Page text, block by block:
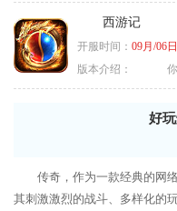
西游记
开服时间： 09月/06日
版本介绍：
你
好
传奇，作为一款经典的网
其刺激激烈的战斗、多样化的